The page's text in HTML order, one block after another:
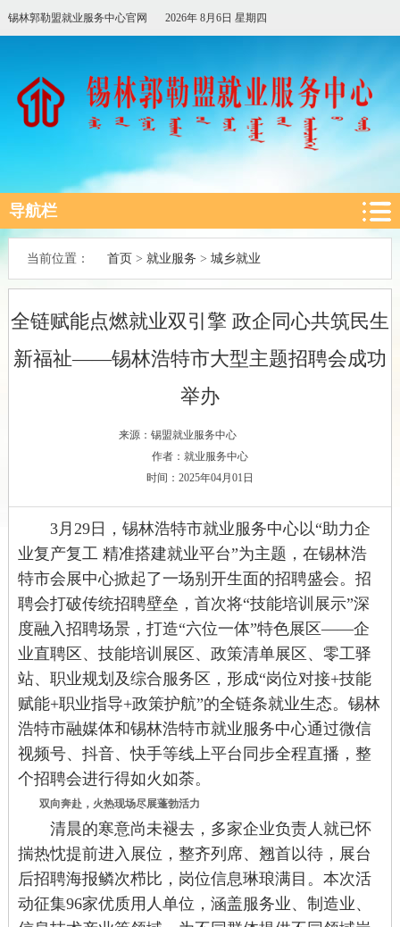
锡林郭勒盟就业服务中心官网 2026年 8月6日 星期四
导航栏
当前位置： 首页 > 就业服务 > 城乡就业
全链赋能点燃就业双引擎 政企同心共筑民生
新福祉——锡林浩特市大型主题招聘会成功
举办
来源：锡盟就业服务中心
作者：就业服务中心
时间：2025年04月01日
3月29日，锡林浩特市就业服务中心以“助力企
业复产复工 精准搭建就业平台”为主题，在锡林浩
特市会展中心掀起了一场别开生面的招聘盛会。招
聘会打破传统招聘壁垒，首次将“技能培训展示”深
度融入招聘场景，打造“六位一体”特色展区——企
业直聘区、技能培训展区、政策清单展区、零工驿
站、职业规划及综合服务区，形成“岗位对接+技能
赋能+职业指导+政策护航”的全链条就业生态。锡林
浩特市融媒体和锡林浩特市就业服务中心通过微信
视频号、抖音、快手等线上平台 同步全程直播，整
个招聘会进行得如火如荼。
双向奔赴，火热现场尽展蓬勃活力
清晨的寒意尚未褪去，多家企业负责人就已怀
揣热忱提前进入展位，整齐列席、翘首以待， 展台
后招聘海报鳞次栉比，岗位信息琳琅满目。本次活
动征集96家优质用人单位 ，涵盖服务业、制造业、